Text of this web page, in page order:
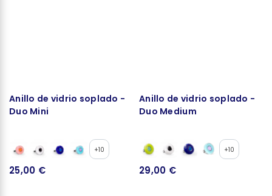
Anillo de vidrio soplado -
Duo Mini
+10
25,00 €
Anillo de vidrio soplado -
Duo Medium
+10
29,00 €